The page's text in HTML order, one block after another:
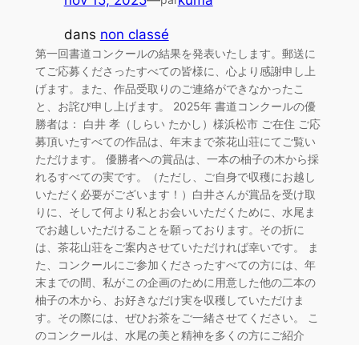
dans non classé
第一回書道コンクールの結果を発表いたします。郵送に
てご応募くださったすべての皆様に、心より感謝申し上
げます。また、作品受取りのご連絡ができなかったこ
と、お詫び申し上げます。 2025年 書道コンクールの優
勝者は： 白井 孝（しらい たかし）様浜松市 ご在住 ご応
募頂いたすべての作品は、年末まで茶花山荘にてご覧い
ただけます。 優勝者への賞品は、一本の柚子の木から採
れるすべての実です。（ただし、ご自身で収穫にお越し
いただく必要がございます！）白井さんが賞品を受け取
りに、そして何より私とお会いいただくために、水尾ま
でお越しいただけることを願っております。その折に
は、茶花山荘をご案内させていただければ幸いです。 ま
た、コンクールにご参加くださったすべての方には、年
末までの間、私がこの企画のために用意した他の二本の
柚子の木から、お好きなだけ実を収穫していただけま
す。その際には、ぜひお茶をご一緒させてください。 こ
のコンクールは、水尾の美と精神を多くの方にご紹介